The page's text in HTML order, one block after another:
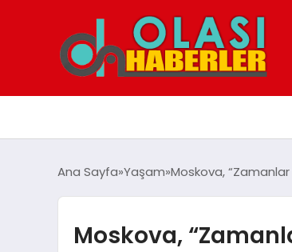
Ana Sayfa Yaşam Moskova,
Moskova,